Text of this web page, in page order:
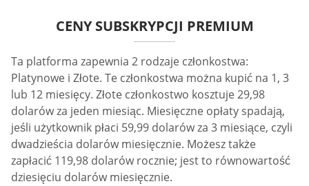
CENY SUBSKRYPCJI PREMIUM
Ta platforma zapewnia 2 rodzaje członkostwa:
Platynowe i Złote. Te członkostwa można kupić na 1, 3
lub 12 miesięcy. Złote członkostwo kosztuje 29,98
dolarów za jeden miesiąc. Miesięczne opłaty spadają,
jeśli użytkownik płaci 59,99 dolarów za 3 miesiące, czyli
dwadzieścia dolarów miesięcznie. Możesz także
zapłacić 119,98 dolarów rocznie; jest to równowartość
dziesięciu dolarów miesięcznie.